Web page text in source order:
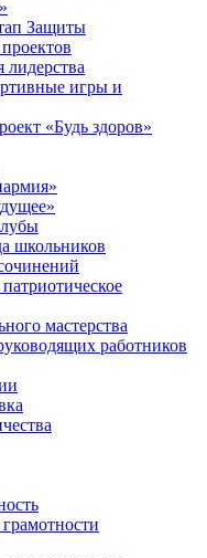
Защиты
лидерства
игры и
«Будь здоров»
школьников
мастерства
работников